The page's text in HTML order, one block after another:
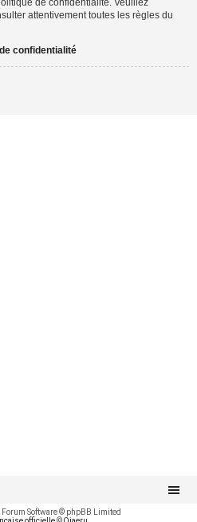
attentivement toutes les règles du
confidentialité
Forum Software © phpBB Limited